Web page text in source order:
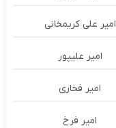
امیر علی کریمخانی
امیر علیپور
امیر فخاری
امیر فرخ